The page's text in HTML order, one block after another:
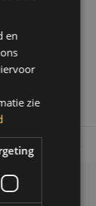
voor 14.00 uur
en
zie